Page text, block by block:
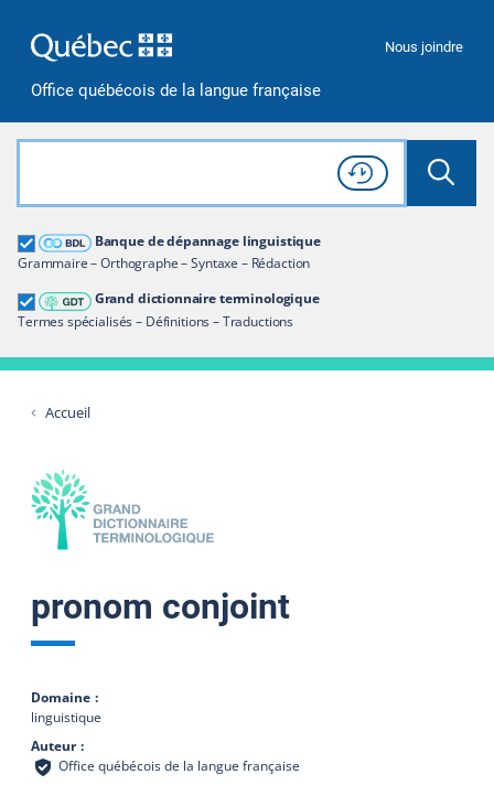
Office québécois de la langue française
Nous joindre
Rechercher dans tout le site
Lancer
Consulter l'
Historique
de recherche
Banque de dépannage linguistique
Grammaire – Orthographe – Syntaxe – Rédaction
Grand dictionnaire terminologique
Termes spécialisés – Définitions – Traductions
Grand dictionnaire terminologique
Restreindre aux termes
Accueil
pronom conjoint
Domaine
linguistique
Auteur
Office québécois de la langue française